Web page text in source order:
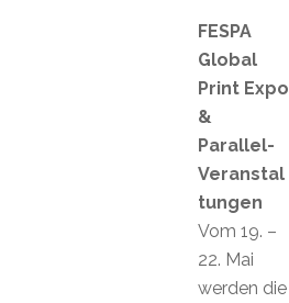
FESPA
Global
Print Expo
&
Parallel-
Veranstal
tungen
Vom 19. –
22. Mai
werden die